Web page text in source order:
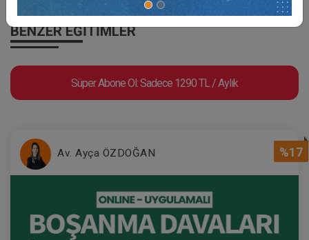
BENZER EĞITIMLER
Süper Abone Ol: Sadece 1290 TL / Aylık
%17
Av. Ayça ÖZDOĞAN